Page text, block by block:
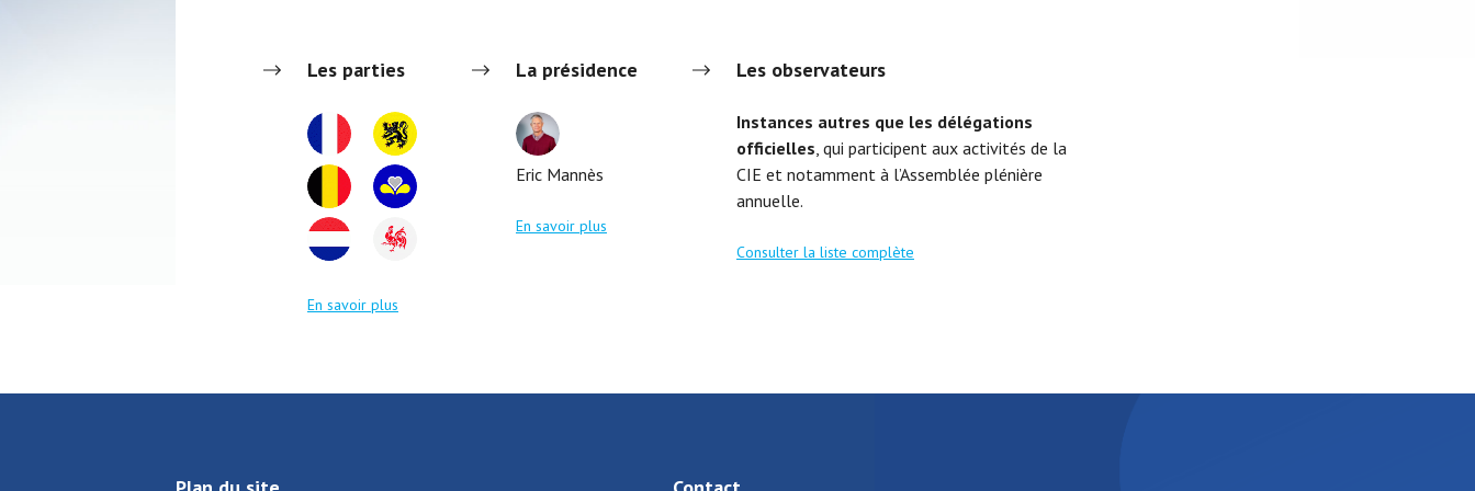
Les parties
En savoir plus
La présidence
Eric Mannès
En savoir plus
Les observateurs
Instances autres que les délégations
officielles, qui participent aux activités de la
CIE et notamment à l’Assemblée plénière
annuelle.
Consulter la liste complète